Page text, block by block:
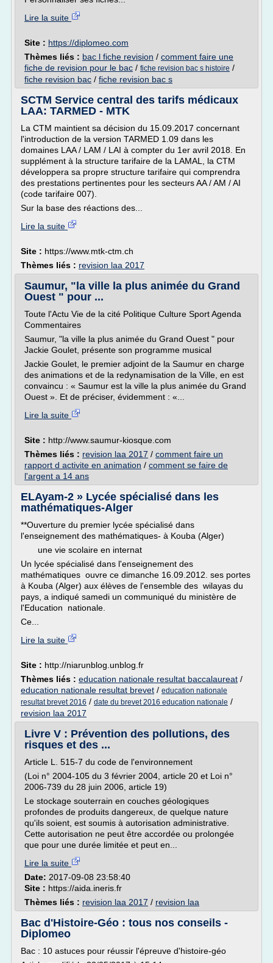
Lire la suite
Site : https://diplomeo.com
Thèmes liés : bac l fiche revision / comment faire une
fiche de revision pour le bac / fiche revision bac s histoire /
fiche revision bac / fiche revision bac s
SCTM Service central des tarifs médicaux
LAA: TARMED - MTK
La CTM maintient sa décision du 15.09.2017 concernant
l'introduction de la version TARMED 1.09 dans les
domaines LAA / LAM / LAI à compter du 1er avril 2018. En
supplément à la structure tarifaire de la LAMAL, la CTM
développera sa propre structure tarifaire qui comprendra
des prestations pertinentes pour les secteurs AA / AM / AI
(code tarifaire 007).
Sur la base des réactions des...
Lire la suite
Site : https://www.mtk-ctm.ch
Thèmes liés : revision laa 2017
Saumur, "la ville la plus animée du Grand
Ouest " pour ...
Toute l'Actu Vie de la cité Politique Culture Sport Agenda
Commentaires
Saumur, "la ville la plus animée du Grand Ouest " pour
Jackie Goulet, présente son programme musical
Jackie Goulet, le premier adjoint de la Saumur en charge
des animations et de la redynamisation de la Ville, en est
convaincu : « Saumur est la ville la plus animée du Grand
Ouest ». Et de préciser, évidemment : «...
Lire la suite
Site : http://www.saumur-kiosque.com
Thèmes liés : revision laa 2017 / comment faire un
rapport d activite en animation / comment se faire de
l'argent a 14 ans
ELAyam-2 » Lycée spécialisé dans les
mathématiques-Alger
**Ouverture du premier lycée spécialisé dans
l'enseignement des mathématiques- à Kouba (Alger)
une vie scolaire en internat
Un lycée spécialisé dans l'enseignement des
mathématiques ouvre ce dimanche 16.09.2012. ses portes
à Kouba (Alger) aux élèves de l'ensemble des wilayas du
pays, a indiqué samedi un communiqué du ministère de
l'Education nationale.
Ce...
Lire la suite
Site : http://niarunblog.unblog.fr
Thèmes liés : education nationale resultat baccalaureat /
education nationale resultat brevet / education nationale
resultat brevet 2016 / date du brevet 2016 education nationale /
revision laa 2017
Livre V : Prévention des pollutions, des
risques et des ...
Article L. 515-7 du code de l'environnement
(Loi n° 2004-105 du 3 février 2004, article 20 et Loi n°
2006-739 du 28 juin 2006, article 19)
Le stockage souterrain en couches géologiques
profondes de produits dangereux, de quelque nature
qu'ils soient, est soumis à autorisation administrative.
Cette autorisation ne peut être accordée ou prolongée
que pour une durée limitée et peut en...
Lire la suite
Date: 2017-09-08 23:58:40
Site : https://aida.ineris.fr
Thèmes liés : revision laa 2017 / revision laa
Bac d'Histoire-Géo : tous nos conseils -
Diplomeo
Bac : 10 astuces pour réussir l'épreuve d'histoire-géo